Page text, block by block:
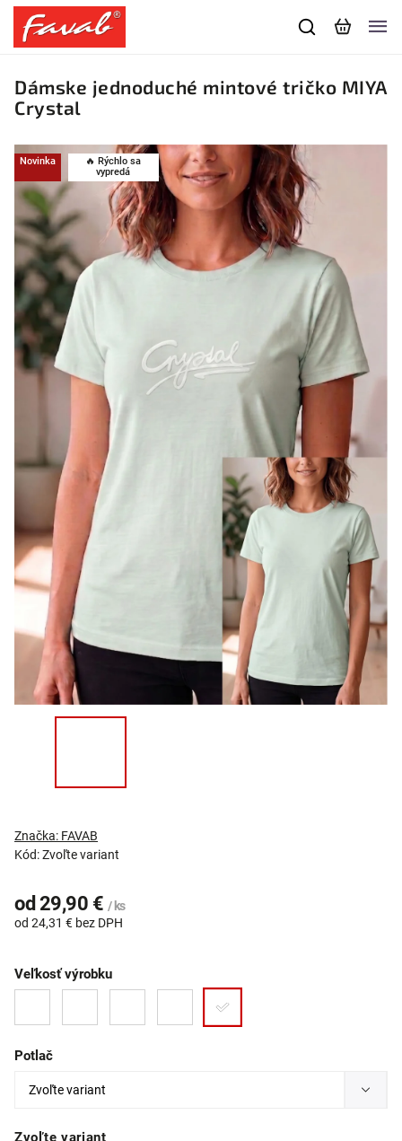
Dámske jednoduché mintové tričko MIYA
Crystal
Novinka
🔥 Rýchlo sa
vypredá
Kód:Zvoľte variant
Značka: FAVAB
od29,90 € / ks
od 24,31 € bez DPH
Zvoľte variant
Veľkosť výrobku
Potlač